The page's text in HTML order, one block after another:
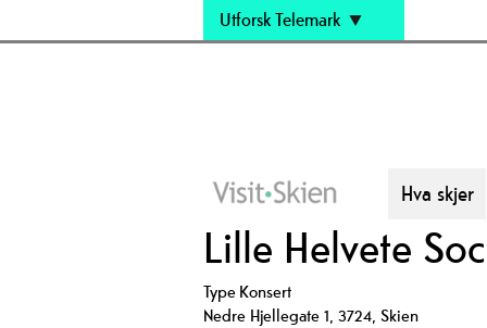
Utforsk Telemark
Hva skjer
Lille Helvete
TypeKonsert
Nedre Hjellegate 1, 3724, Skien